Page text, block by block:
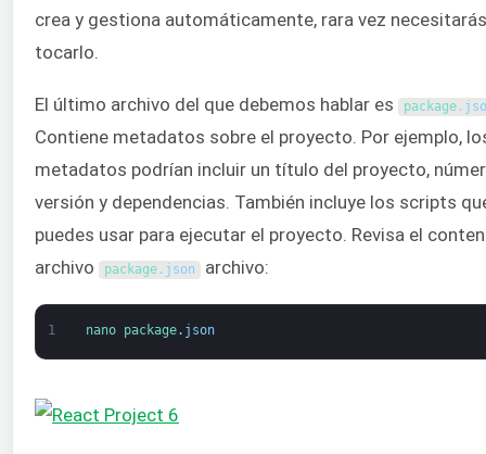
crea y gestiona automáticamente, rara vez necesitarás
tocarlo.
El último archivo del que debemos hablar es package.
Contiene metadatos sobre el proyecto. Por ejemplo,
metadatos podrían incluir un título del proyecto,
versión y dependencias. También incluye los scripts
puedes usar para ejecutar el proyecto. Revisa el
archivo
package. json archivo:
1 nano package. json